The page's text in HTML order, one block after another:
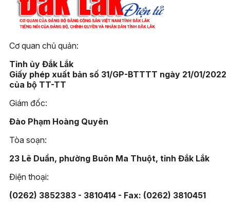
Cơ quan chủ quản:
Tỉnh ủy Đắk Lắk
Giấy phép xuất bản số 31/GP-BTTTT ngày 21/01/2022
của bộ TT-TT
Giám đốc:
Đào Phạm Hoàng Quyên
Tòa soạn:
23 Lê Duẩn, phường Buôn Ma Thuột, tỉnh Đắk Lắk
Điện thoại:
(0262) 3852383 - 3810414 - Fax: (0262) 3810451